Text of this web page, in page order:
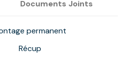
Documents Joints
permanent
Récup